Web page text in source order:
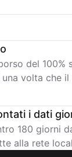
del
volta che
i dati
180 giorni
alla rete